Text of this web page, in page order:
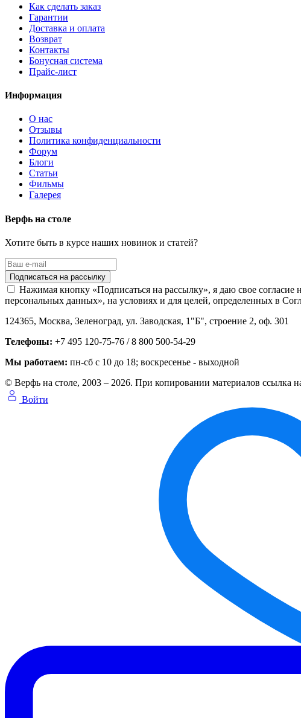
Как сделать заказ
Гарантии
Доставка и оплата
Возврат
Контакты
Бонусная система
Прайс-лист
Информация
О нас
Отзывы
Политика конфиденциальности
Форум
Блоги
Статьи
Фильмы
Галерея
Верфь на столе
Хотите быть в курсе наших новинок и статей?
Нажимая кнопку «Подписаться на рассылку», я даю свое
персональных данных», на условиях и для целей, определенных в
124365, Москва, Зеленоград, ул. Заводская, 1"Б", строение 2, оф. 301
Телефоны: +7 495 120-75-76 / 8 800 500-54-29
Мы работаем: пн-сб с 10 до 18; воскресенье - выходной
© Верфь на столе, 2003 – 2026. При копировании материалов ссылка на
Войти